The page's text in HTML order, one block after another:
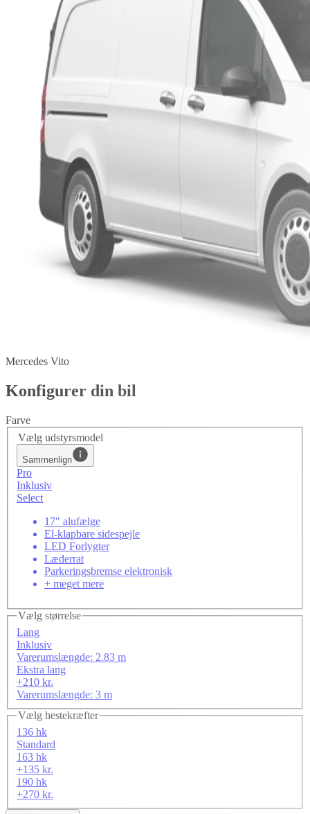
Mercedes Vito
Konfigurer din bil
Farve
Vælg udstyrsmodel
Sammenlign
Pro
Inklusiv
Select
17" alufælge
El-klapbare sidespejle
LED Forlygter
Læderrat
Parkeringsbremse elektronisk
+ meget mere
Vælg størrelse
Lang
Inklusiv
Varerumslængde: 2.83 m
Ekstra lang
+210 kr.
Varerumslængde: 3 m
Vælg hestekræfter
136 hk
Standard
163 hk
+135 kr.
190 hk
+270 kr.